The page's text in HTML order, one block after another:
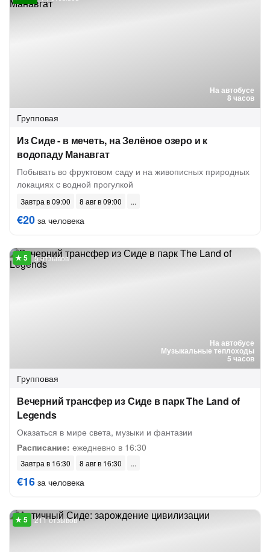
На автобусе
8 часов
Групповая
Из Сиде - в мечеть, на Зелёное озеро и к
водопаду Манавгат
Побывать во фруктовом саду и на живописных природных
локациях c водной прогулкой
Завтра в 09:00 8 авг в 09:00
€20 за человека
На автобусе
Музыкальные теплоходы
5 часов
5 отзывов
Групповая
Вечерний трансфер из Сиде в парк The Land of
Legends
Оказаться в мире света, музыки и фантазии
Расписание: ежедневно в 16:30
Завтра в 16:30 8 авг в 16:30
€16 за человека
211 отзывов